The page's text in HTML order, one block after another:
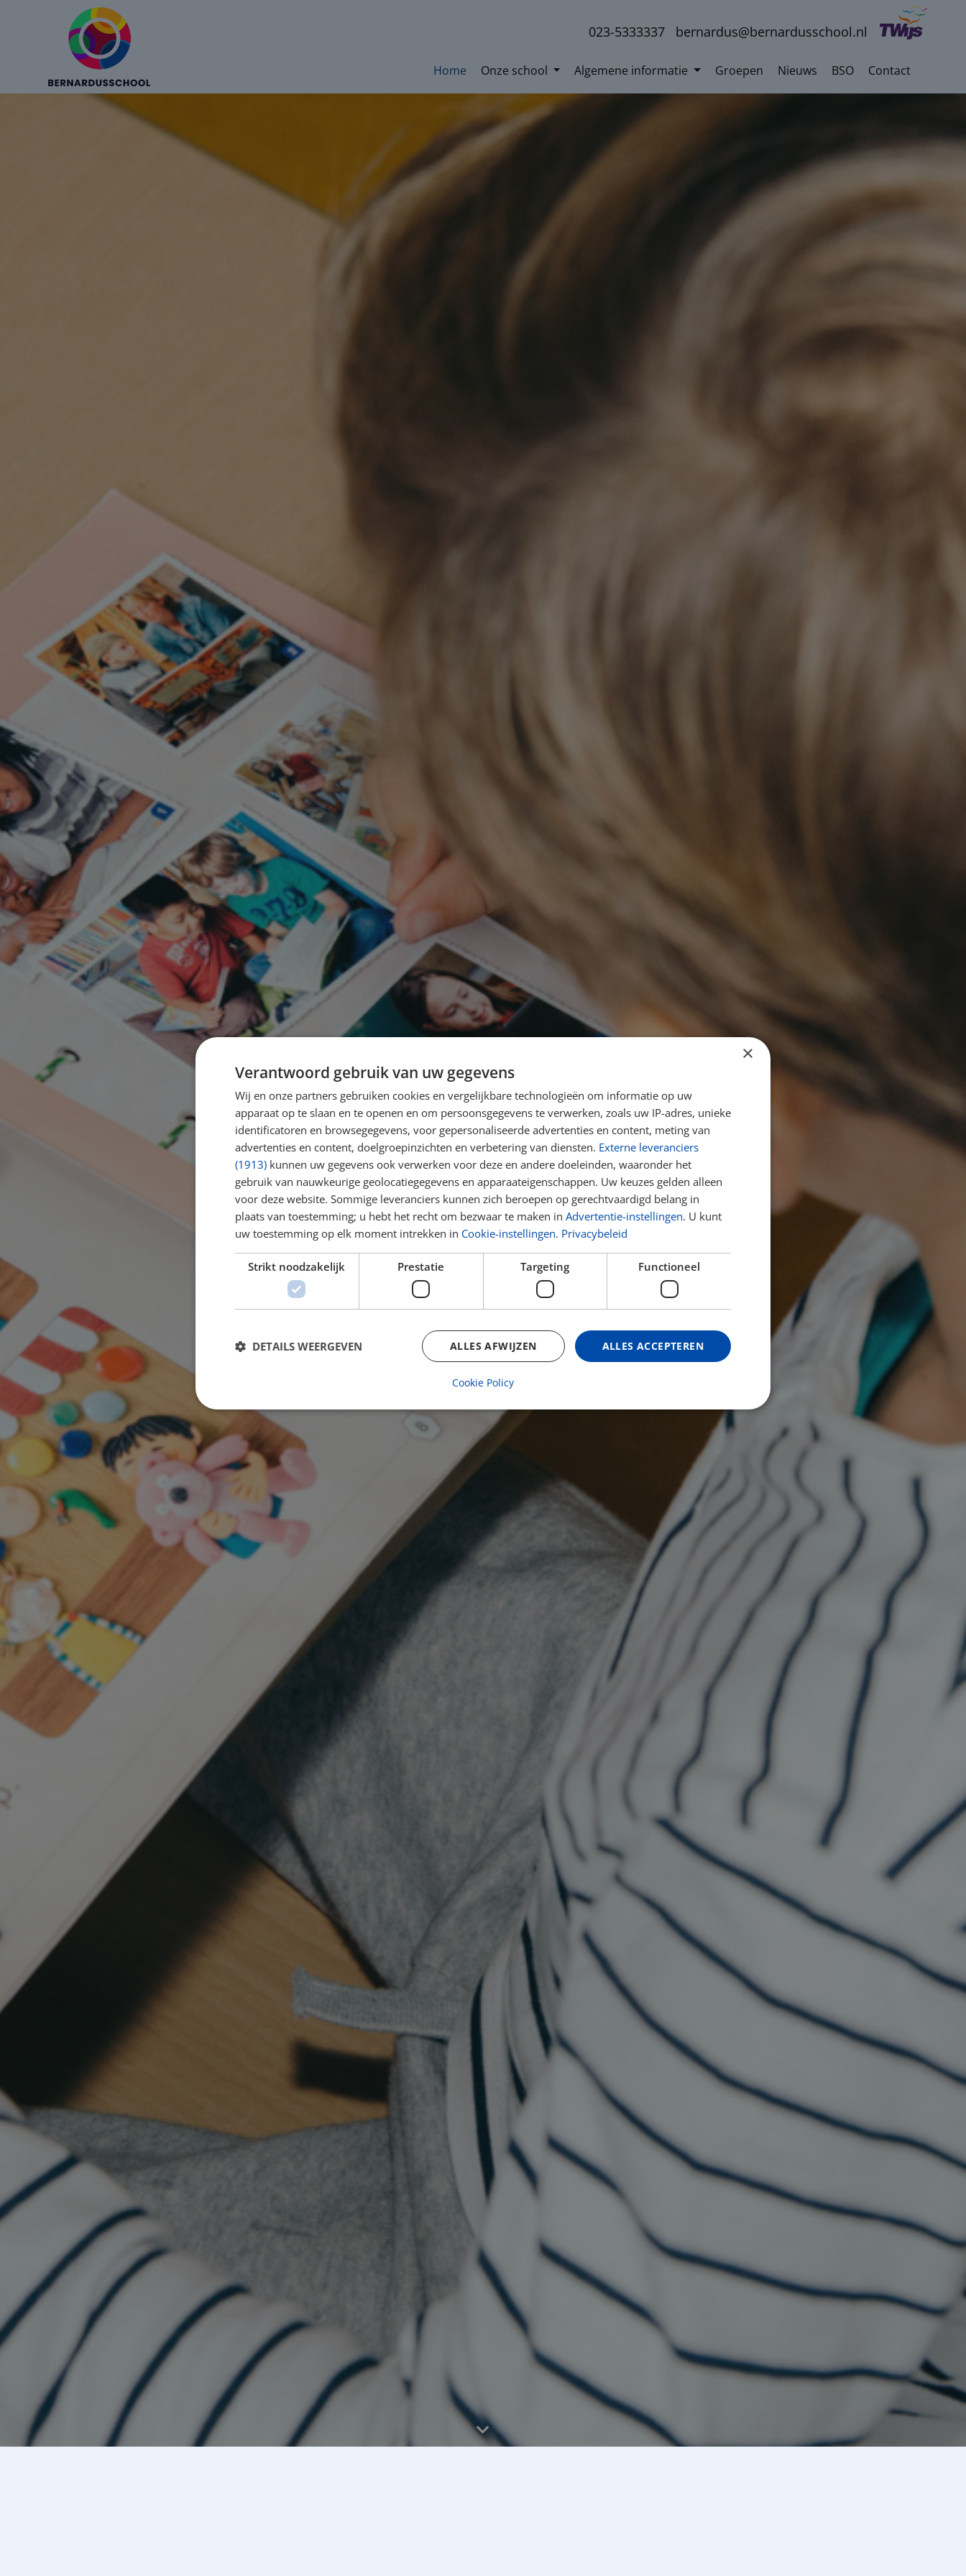
023-5333337 bernardus@bernardusschool.nl
Home Onze school Algemene informatie Groepen Nieuws BSO Contact
BERNARDUSSCHOOL
Een fijne school waar je mag zijn wie je bent!
×
Verantwoord gebruik van uw gegevens
Wij en onze partners gebruiken cookies en vergelijkbare technologieën om informatie op uw
apparaat op te slaan en te openen en om persoonsgegevens te verwerken, zoals uw IP-adres, unieke
identificatoren en browsegegevens, voor gepersonaliseerde advertenties en content, meting van
advertenties en content, doelgroepinzichten en verbetering van diensten. Externe leveranciers
(1913) kunnen uw gegevens ook verwerken voor deze en andere doeleinden, waaronder het
gebruik van nauwkeurige geolocatiegegevens en apparaateigenschappen. Uw keuzes gelden alleen
voor deze website. Sommige leveranciers kunnen zich beroepen op gerechtvaardigd belang in
plaats van toestemming; u hebt het recht om bezwaar te maken in Advertentie-instellingen. U kunt
uw toestemming op elk moment intrekken in Cookie-instellingen. Privacybeleid
Strikt noodzakelijk Prestatie Targeting Functioneel
ALLES ACCEPTEREN
ALLES AFWIJZEN
DETAILS WEERGEVEN
Cookie Policy